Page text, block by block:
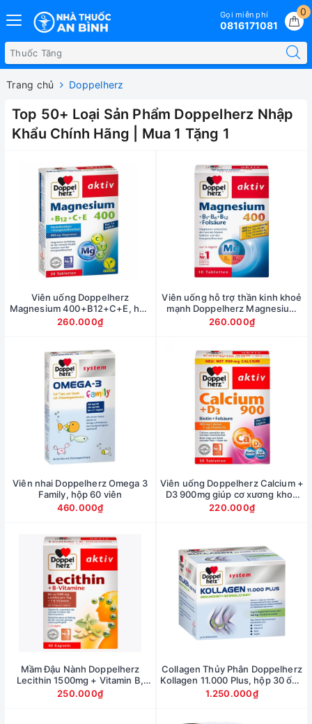
0
Gọi miễn phí
0816171081
Trang chủ Doppelherz
Top 50+ Loại Sản Phẩm Doppelherz Nhập
Khẩu Chính Hãng | Mua 1 Tặng 1
Viên uống Doppelherz
Magnesium 400+B12+C+E, hộp
30 viên
260.000₫
Viên uống hỗ trợ thần kinh khoẻ
mạnh Doppelherz Magnesium
400+B1+B6+B12+Folsaure, hộp
260.000₫
Viên nhai Doppelherz Omega 3
Family, hộp 60 viên
460.000₫
Viên uống Doppelherz Calcium +
D3 900mg giúp cơ xương khoẻ
mạnh, hộp 30 viên
220.000₫
Mầm Đậu Nành Doppelherz
Lecithin 1500mg + Vitamin B,
hộp 40 Viên
250.000₫
Collagen Thủy Phân Doppelherz
Kollagen 11.000 Plus, hộp 30 ống
x 25 ml
1.250.000₫